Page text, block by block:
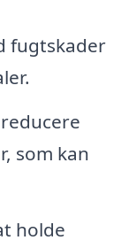
fugtskader
som kan
holde